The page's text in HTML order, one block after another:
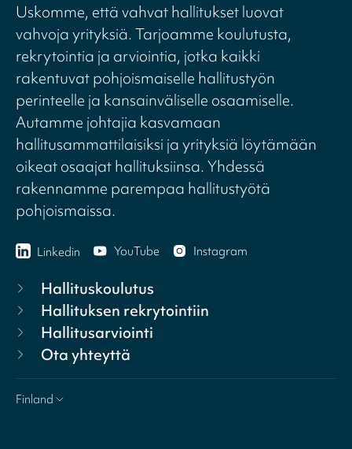
Uskomme, että vahvat hallitukset luovat
vahvoja yrityksiä. Tarjoamme koulutusta,
rekrytointia ja arviointia, jotka kaikki
rakentuvat pohjoismaiselle hallitustyön
perinteelle ja kansainväliselle osaamiselle.
Autamme johtajia kasvamaan
hallitusammattilaisiksi ja yrityksiä löytämään
oikeat osaajat hallituksiinsa. Yhdessä
rakennamme parempaa hallitustyötä
pohjoismaissa.
Linkedin YouTube Instagram
Hallituskoulutus
Hallituksen rekrytointiin
Hallitusarviointi
Ota yhteyttä
Finland